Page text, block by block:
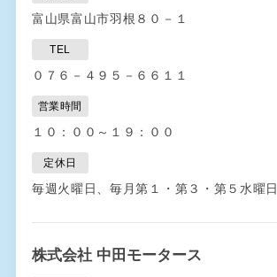
富山県富山市羽根８０－１
TEL
０７６－４９５－６６１１
営業時間
１０：００～１９：００
定休日
毎週火曜日、毎月第１・第３・第５水曜日
株式会社 中田モータース